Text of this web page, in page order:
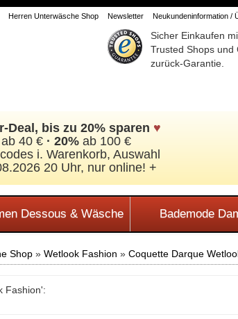
Herren Unterwäsche Shop Newsletter Neukundeninformation /
Sicher Einkaufen
Trusted Shops und
zurück-Garantie.
Deal, bis zu 20% sparen ♥
ab 40 € · 20% ab 100 €
i. Warenkorb, Auswahl
20 Uhr, nur online! +
Dessous & Wäsche Bademode
Shop » Wetlook Fashion » Coquette Darque
Fashion':